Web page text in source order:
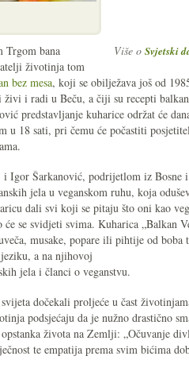
Više o Svjetski
Trgom bana
životinja tom
bez mesa, koji se obilježava još od
i radi u Beču, a čiji su recepti
predstavljanje kuharice održat će
u 18 sati, pri čemu će počastiti
Igor Šarkanović, podrijetlom iz Bosne i
jela u veganskom ruhu, koja
dali svi koji se pitaju što oni kao
se svidjeti svima. Kuharica „Balkan
musake, popare ili pihtije od boba
a na njihovoj
jela i članci o veganstvu.
dočekali proljeće u čast
podsjećaju da je nužno drastično
života na Zemlji: „Očuvanje
te empatija prema svim bićima